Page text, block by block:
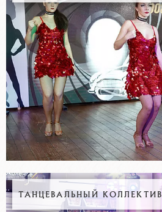
ТАНЦЕВАЛЬНЫЙ КОЛЛЕКТИВ